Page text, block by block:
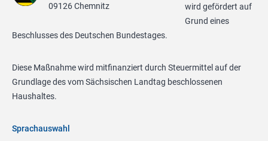
09126 Chemnitz
wird gefördert auf
Grund eines
Beschlusses des Deutschen Bundestages.
Diese Maßnahme wird mitfinanziert durch Steuermittel auf der
Grundlage des vom Sächsischen Landtag beschlossenen
Haushaltes.
Sprachauswahl